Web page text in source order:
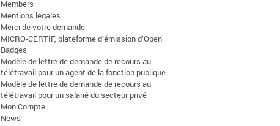
Members
Mentions légales
Merci de votre demande
MICRO-CERTIF, plateforme d’émission d’Open
Badges
Modèle de lettre de demande de recours au
télétravail pour un agent de la fonction publique
Modèle de lettre de demande de recours au
télétravail pour un salarié du secteur privé
Mon Compte
News